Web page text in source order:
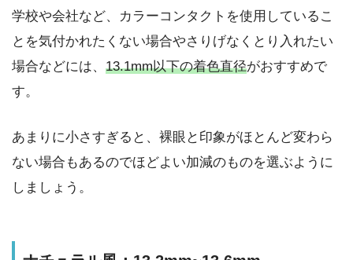
学校や会社など、カラーコンタクトを使用しているこ
とを気付かれたくない場合やさりげなくとり入れたい
場合などには、 13.1mm以下の着色直径がおすすめで
す。
あまりに小さすぎると、裸眼と印象がほとんど変わら
ない場合もあるのでほどよい加減のものを選ぶように
しましょう。